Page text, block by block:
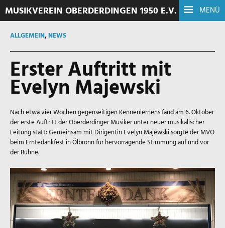
MENÜ
MUSIKVEREIN OBERDERDINGEN 1950 E.V.
ALLGEMEIN,NEWS
Erster Auftritt mit
Evelyn Majewski
Nach etwa vier Wochen gegenseitigen Kennenlernens fand am 6. Oktober
der erste Auftritt der Oberderdinger Musiker unter neuer musikalischer
Leitung statt: Gemeinsam mit Dirigentin Evelyn Majewski sorgte der MVO
beim Erntedankfest in Ölbronn für hervorragende Stimmung auf und vor
der Bühne.